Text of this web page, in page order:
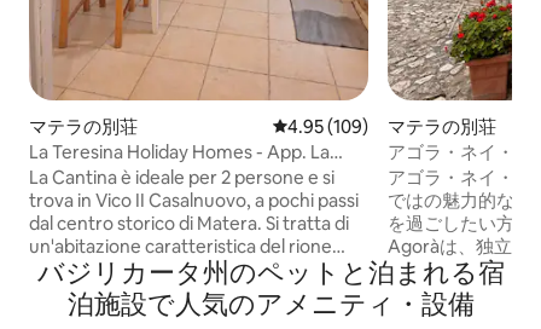
マテラの別荘 レビュー109件、5つ星中4.95つ
4.95 (109)
La Teresina Holiday Homes - App. La
Cantina
La Cantina è ideale per 2 persone e si
trova in Vico II Casalnuovo, a pochi passi
dal centro storico di Matera. Si tratta di
un'abitazione caratteristica del rione
sassi realizzata internamente ed
esternamente in tufo. Il nome "La
Cantina" nasce dal ricordo del luogo in
マテラの別荘
アゴラ・ネイ・サ
アゴラ・ネイ・サ
ではの魅力的な雰
を過ごしたい方に
Agoràは、独立し
ルーム（ダブルベ
ド）、バスルーム
ライバシーを確
バジリカータ州のペットと泊まれる宿
泊施設で人気のアメニティ・設備